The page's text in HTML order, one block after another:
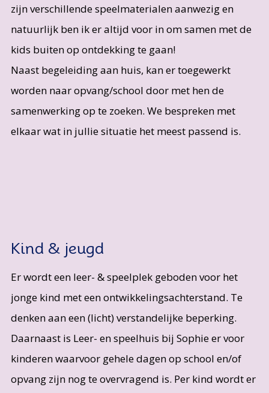
zijn verschillende speelmaterialen aanwezig en
natuurlijk ben ik er altijd voor in om samen met de
kids buiten op ontdekking te gaan!
Naast begeleiding aan huis, kan er toegewerkt
worden naar opvang/school door met hen de
samenwerking op te zoeken. We bespreken met
elkaar wat in jullie situatie het meest passend is.
Kind & jeugd
Er wordt een leer- & speelplek geboden voor het
jonge kind met een ontwikkelingsachterstand. Te
denken aan een (licht) verstandelijke beperking.
Daarnaast is Leer- en speelhuis bij Sophie er voor
kinderen waarvoor gehele dagen op school en/of
opvang zijn nog te overvragend is. Per kind wordt er